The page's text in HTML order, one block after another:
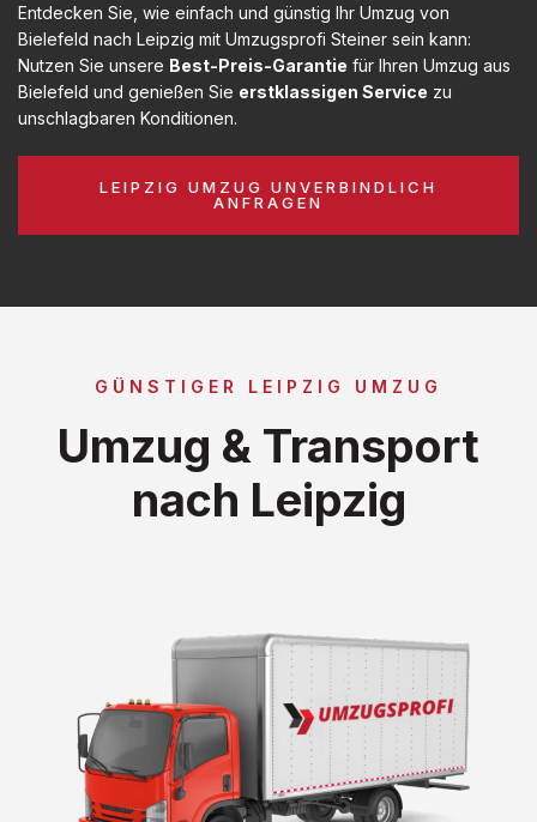
Entdecken Sie, wie einfach und günstig Ihr Umzug von
Bielefeld nach Leipzig mit Umzugsprofi Steiner sein kann:
Nutzen Sie unsere Best-Preis-Garantie für Ihren Umzug aus
Bielefeld und genießen Sie erstklassigen Service zu
unschlagbaren Konditionen.
LEIPZIG UMZUG UNVERBINDLICH
ANFRAGEN
GÜNSTIGER LEIPZIG UMZUG
Umzug & Transport
nach Leipzig